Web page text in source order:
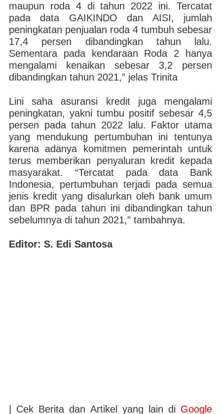
maupun roda 4 di tahun 2022 ini. Tercatat
pada data GAIKINDO dan AISI, jumlah
peningkatan penjualan roda 4 tumbuh sebesar
17,4 persen dibandingkan tahun lalu.
Sementara pada kendaraan Roda 2 hanya
mengalami kenaikan sebesar 3,2 persen
dibandingkan tahun 2021,” jelas Trinita
Lini saha asuransi kredit juga mengalami
peningkatan, yakni tumbu positif sebesar 4,5
persen pada tahun 2022 lalu. Faktor utama
yang mendukung pertumbuhan ini tentunya
karena adanya komitmen pemerintah untuk
terus memberikan penyaluran kredit kepada
masyarakat. “Tercatat pada data Bank
Indonesia, pertumbuhan terjadi pada semua
jenis kredit yang disalurkan oleh bank umum
dan BPR pada tahun ini dibandingkan tahun
sebelumnya di tahun 2021,” tambahnya.
Editor: S. Edi Santosa
| Cek Berita dan Artikel yang lain di Google